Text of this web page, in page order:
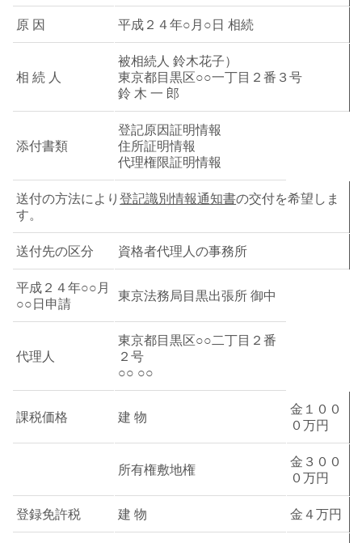
原 因 平成２４年○月○日 相続
相 続 人
被相続人 鈴木花子）
東京都目黒区○○一丁目２番３号
鈴 木 一 郎
添付書類
登記原因証明情報
住所証明情報
代理権限証明情報
送付の方法により登記識別情報通知書の交付を希望しま
す。
送付先の区分 資格者代理人の事務所
平成２４年○○月
○○日申請
東京法務局目黒出張所 御中
代理人
東京都目黒区○○二丁目２番
２号
○○ ○○
課税価格 建 物
金１００
０万円
所有権敷地権
金３００
０万円
登録免許税 建 物 金４万円